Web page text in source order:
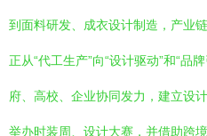
到面料研发、成衣设计制造，产业
正从“代工生产”向“设计驱动”和“品
府、高校、企业协同发力，建立设
举办时装周、设计大赛，并借助跨